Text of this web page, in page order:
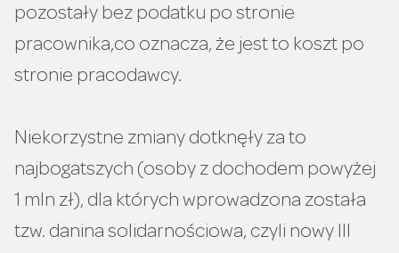
pozostały bez podatku po stronie
pracownika,co oznacza, że jest to koszt po
stronie pracodawcy.
Niekorzystne zmiany dotknęły za to
najbogatszych (osoby z dochodem powyżej
1 mln zł), dla których wprowadzona została
tzw. danina solidarnościowa, czyli nowy III